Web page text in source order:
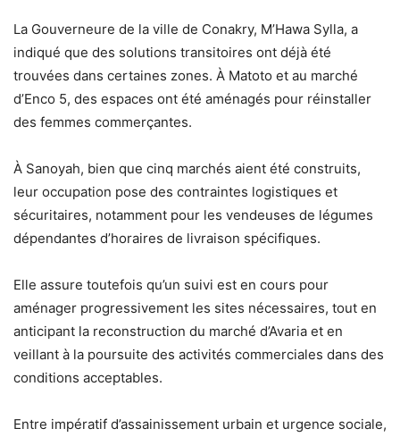
La Gouverneure de la ville de Conakry, M’Hawa Sylla, a
indiqué que des solutions transitoires ont déjà été
trouvées dans certaines zones. À Matoto et au marché
d’Enco 5, des espaces ont été aménagés pour réinstaller
des femmes commerçantes.
À Sanoyah, bien que cinq marchés aient été construits,
leur occupation pose des contraintes logistiques et
sécuritaires, notamment pour les vendeuses de légumes
dépendantes d’horaires de livraison spécifiques.
Elle assure toutefois qu’un suivi est en cours pour
aménager progressivement les sites nécessaires, tout en
anticipant la reconstruction du marché d’Avaria et en
veillant à la poursuite des activités commerciales dans des
conditions acceptables.
Entre impératif d’assainissement urbain et urgence sociale,